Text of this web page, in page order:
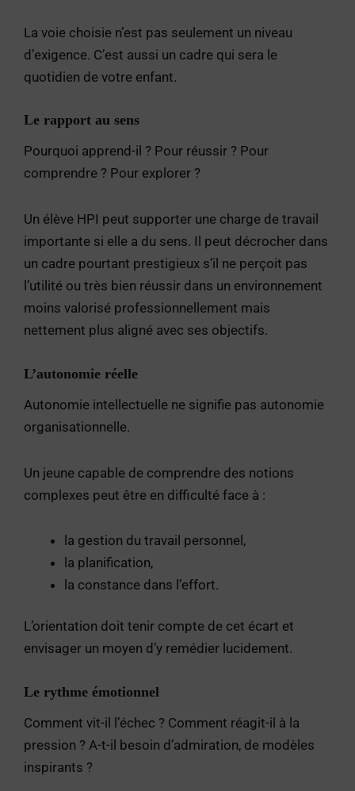
La voie choisie n’est pas seulement un niveau
d’exigence. C’est aussi un cadre qui sera le
quotidien de votre enfant.
Le rapport au sens
Pourquoi apprend-il ? Pour réussir ? Pour
comprendre ? Pour explorer ?
Un élève HPI peut supporter une charge de travail
importante si elle a du sens. Il peut décrocher dans
un cadre pourtant prestigieux s’il ne perçoit pas
l’utilité ou très bien réussir dans un environnement
moins valorisé professionnellement mais
nettement plus aligné avec ses objectifs.
L’autonomie réelle
Autonomie intellectuelle ne signifie pas autonomie
organisationnelle.
Un jeune capable de comprendre des notions
complexes peut être en difficulté face à :
la gestion du travail personnel,
la planification,
la constance dans l’effort.
L’orientation doit tenir compte de cet écart et
envisager un moyen d’y remédier lucidement.
Le rythme émotionnel
Comment vit-il l’échec ? Comment réagit-il à la
pression ? A-t-il besoin d’admiration, de modèles
inspirants ?